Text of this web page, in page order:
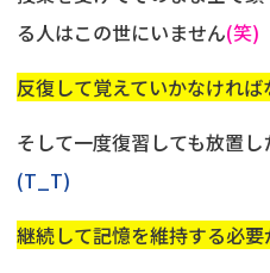
る人はこの世にいません(笑)
反復して覚えていかなければ
そして一度復習しても放置
(T_T)
継続して記憶を維持する必要